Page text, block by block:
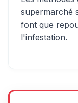
supermarché
font que
l'infestation.